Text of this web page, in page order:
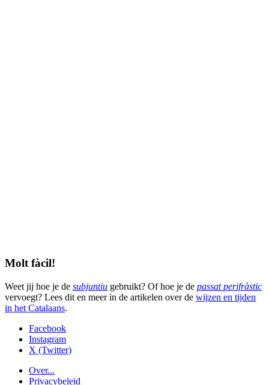
Molt fàcil!
Weet jij hoe je de subjuntiu gebruikt? Of hoe je de passat perifràstic
vervoegt? Lees dit en meer in de artikelen over de wijzen en tijden
in het Catalaans.
Facebook
Instagram
X (Twitter)
Over...
Privacybeleid